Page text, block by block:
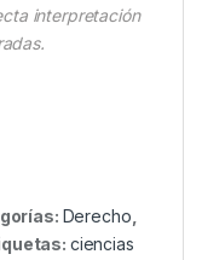
interpretación
Derecho
ciencias